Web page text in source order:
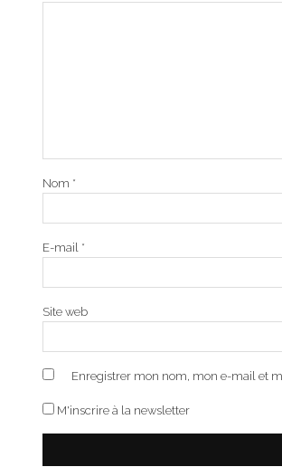
Nom *
E-mail *
Site web
Enregistrer mon nom, mon e-mail et
M'inscrire à la newsletter